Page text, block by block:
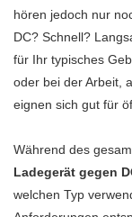
hören jedoch nur
DC? Schnell?
für Ihr typisches
oder bei der Arbeit,
eignen sich gut für
Während des
Ladegerät gegen
welchen Typ